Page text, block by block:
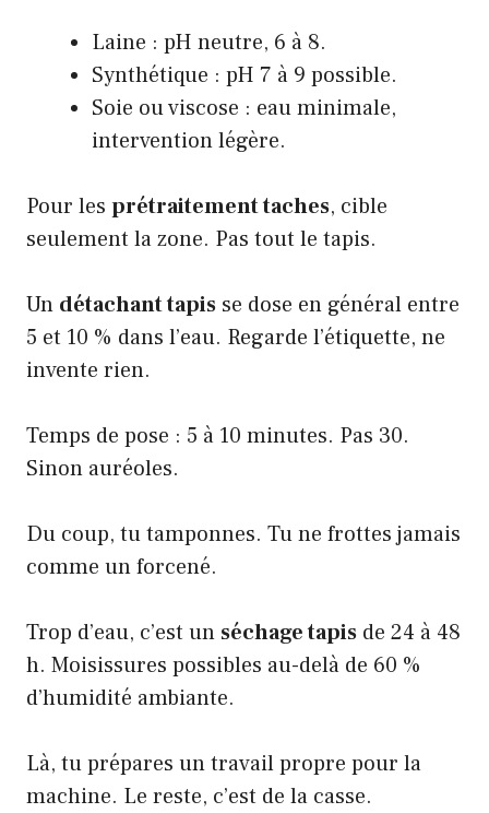
Laine : pH neutre, 6 à 8.
Synthétique : pH 7 à 9 possible.
Soie ou viscose : eau minimale,
intervention légère.
Pour les prétraitement taches, cible
seulement la zone. Pas tout le tapis.
Un détachant tapis se dose en général entre
5 et 10 % dans l’eau. Regarde l’étiquette, ne
invente rien.
Temps de pose : 5 à 10 minutes. Pas 30.
Sinon auréoles.
Du coup, tu tamponnes. Tu ne frottes jamais
comme un forcené.
Trop d’eau, c’est un séchage tapis de 24 à 48
h. Moisissures possibles au-delà de 60 %
d’humidité ambiante.
Là, tu prépares un travail propre pour la
machine. Le reste, c’est de la casse.